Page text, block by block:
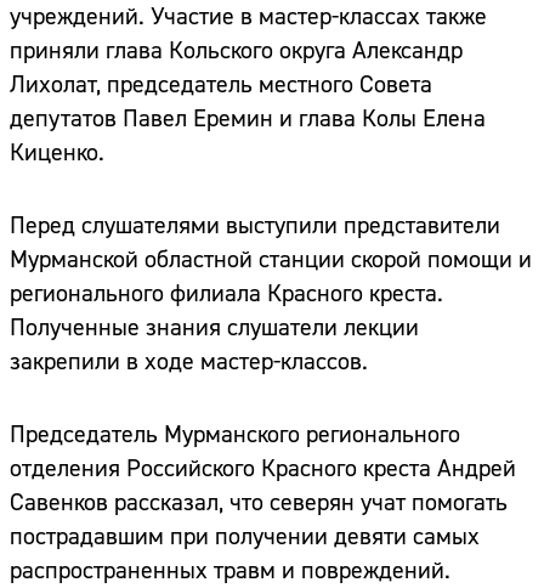
учреждений. Участие в мастер-классах также
приняли глава Кольского округа Александр
Лихолат, председатель местного Совета
депутатов Павел Еремин и глава Колы Елена
Киценко.
Перед слушателями выступили представители
Мурманской областной станции скорой помощи и
регионального филиала Красного креста.
Полученные знания слушатели лекции
закрепили в ходе мастер-классов.
Председатель Мурманского регионального
отделения Российского Красного креста Андрей
Савенков рассказал, что северян учат помогать
пострадавшим при получении девяти самых
распространенных травм и повреждений.